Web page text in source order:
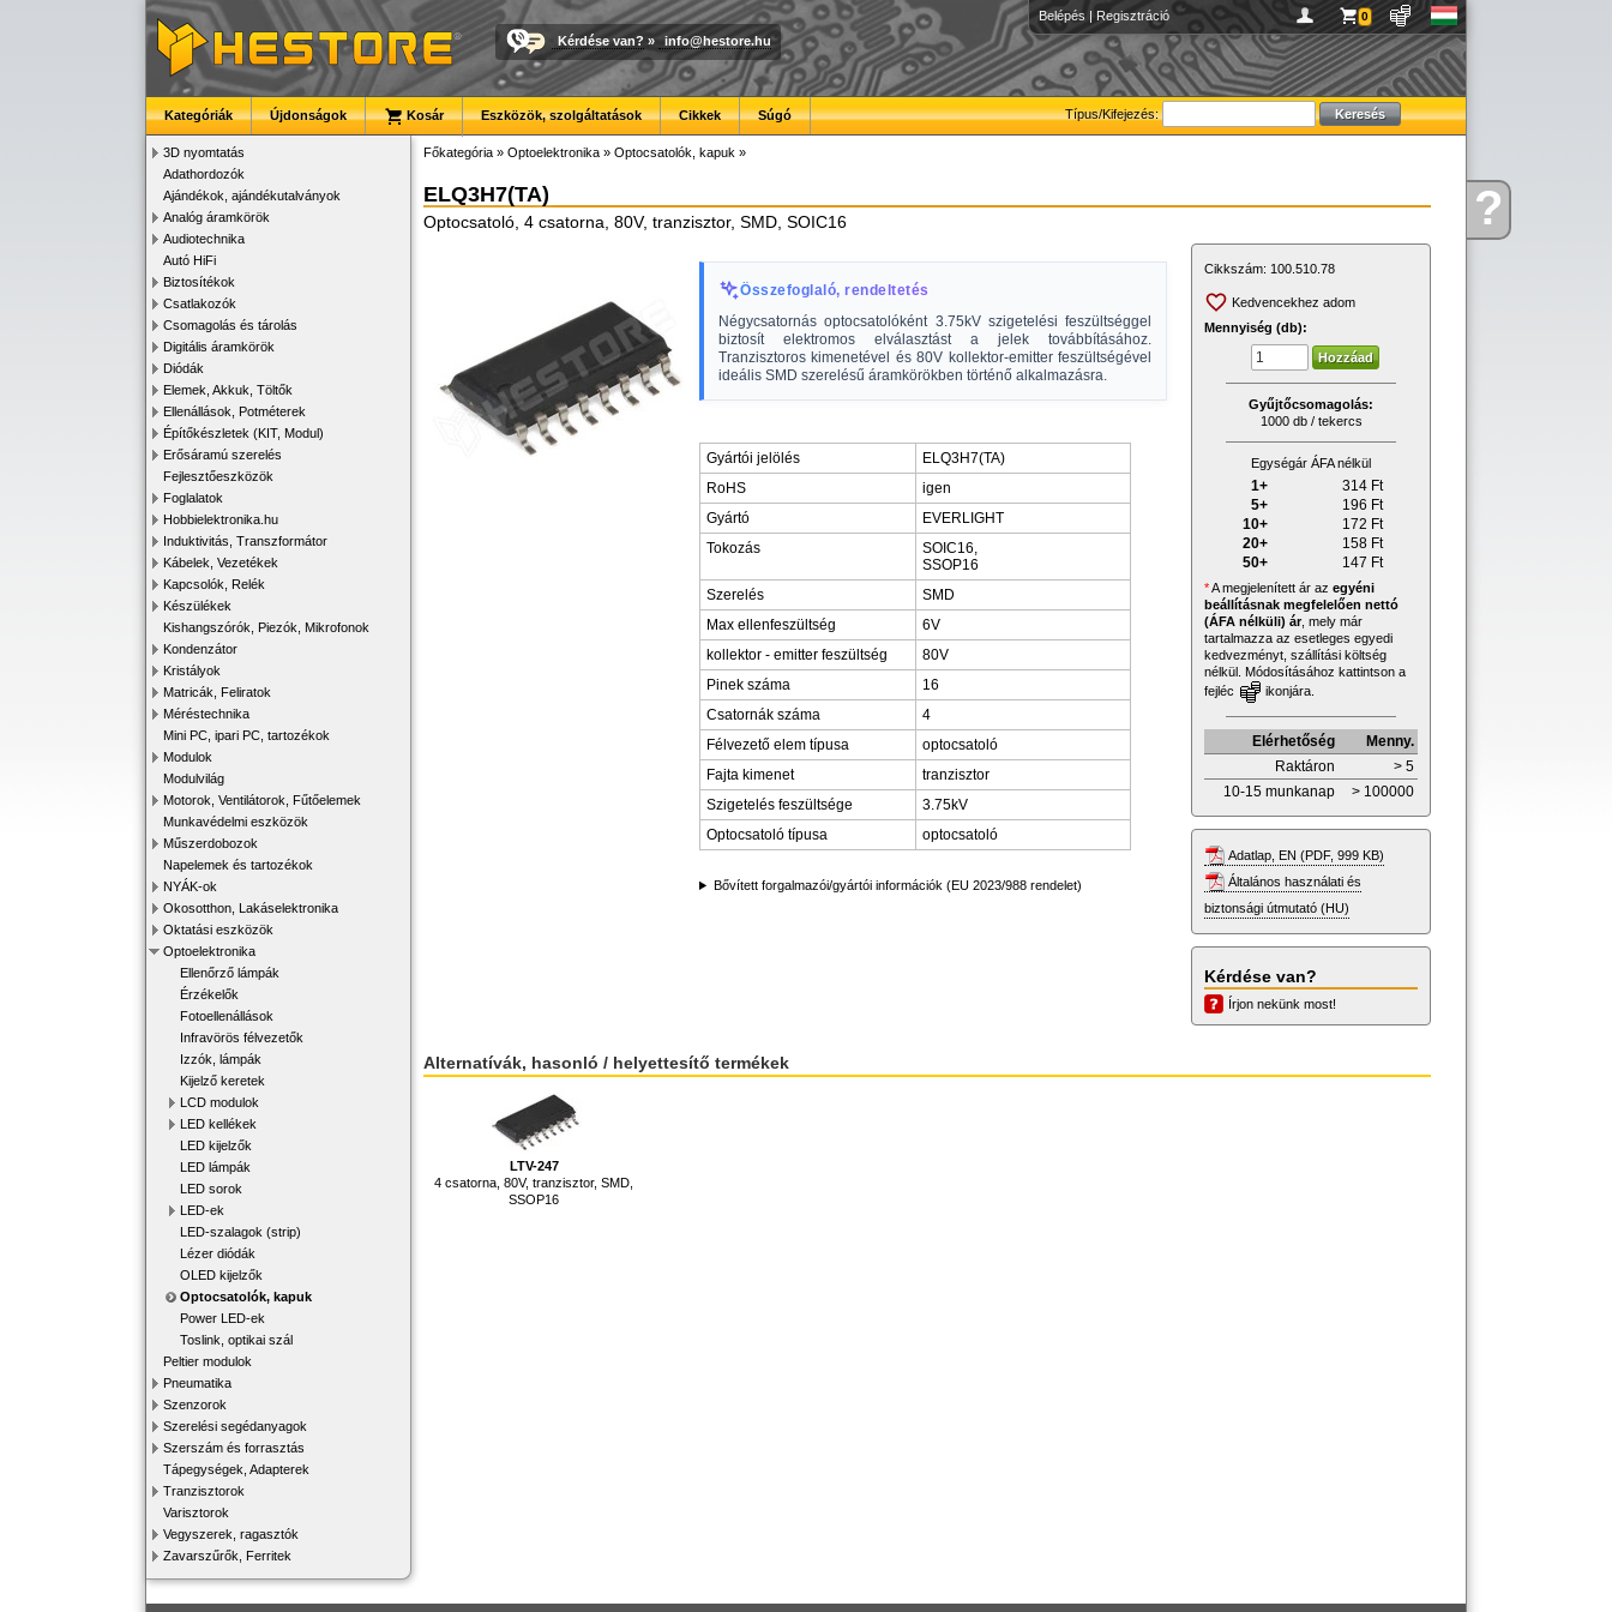
Kérdése?
Belépés | Regisztráció 0
Kérdése van? » info@hestore.hu
Típus/Kifejezés:
Kategóriák Újdonságok Kosár Eszközök, szolgáltatások Cikkek Súgó
3D nyomtatás
Adathordozók
Ajándékok, ajándékutalványok
Analóg áramkörök
Audiotechnika
Autó HiFi
Biztosítékok
Csatlakozók
Csomagolás és tárolás
Digitális áramkörök
Diódák
Elemek, Akkuk, Töltők
Ellenállások, Potméterek
Építőkészletek (KIT, Modul)
Erősáramú szerelés
Fejlesztőeszközök
Foglalatok
Hobbielektronika.hu
Induktivitás, Transzformátor
Kábelek, Vezetékek
Kapcsolók, Relék
Készülékek
Kishangszórók, Piezók, Mikrofonok
Kondenzátor
Kristályok
Matricák, Feliratok
Méréstechnika
Mini PC, ipari PC, tartozékok
Modulok
Modulvilág
Motorok, Ventilátorok, Fűtőelemek
Munkavédelmi eszközök
Műszerdobozok
Napelemek és tartozékok
NYÁK-ok
Okosotthon, Lakáselektronika
Oktatási eszközök
Optoelektronika
Ellenőrző lámpák
Érzékelők
Fotoellenállások
Infravörös félvezetők
Izzók, lámpák
Kijelző keretek
LCD modulok
LED kellékek
LED kijelzők
LED lámpák
LED sorok
LED-ek
LED-szalagok (strip)
Lézer diódák
OLED kijelzők
Optocsatolók, kapuk
Power LED-ek
Toslink, optikai szál
Peltier modulok
Pneumatika
Szenzorok
Szerelési segédanyagok
Szerszám és forrasztás
Tápegységek, Adapterek
Tranzisztorok
Varisztorok
Vegyszerek, ragasztók
Zavarszűrők, Ferritek
Főkategória » Optoelektronika » Optocsatolók, kapuk »
ELQ3H7(TA)
Optocsatoló, 4 csatorna, 80V, tranzisztor, SMD, SOIC16
Összefoglaló, rendeltetés
Négycsatornás optocsatolóként 3.75kV szigetelési feszültséggel
biztosít elektromos elválasztást a jelek továbbításához.
Tranzisztoros kimenetével és 80V kollektor-emitter feszültségével
ideális SMD szerelésű áramkörökben történő alkalmazásra.
Gyártói jelölés
ELQ3H7(TA)
RoHS
igen
Gyártó
EVERLIGHT
Tokozás
SOIC16,
SSOP16
Szerelés
SMD
Max ellenfeszültség
6V
kollektor - emitter feszültség
80V
Pinek száma
16
Csatornák száma
4
Félvezető elem típusa
optocsatoló
Fajta kimenet
tranzisztor
Szigetelés feszültsége
3.75kV
Optocsatoló típusa
optocsatoló
Bővített forgalmazói/gyártói információk (EU 2023/988 rendelet)
Cikkszám: 100.510.78
Kedvencekhez adom
Mennyiség (db):
Gyűjtőcsomagolás:
1000 db / tekercs
Egységár ÁFA nélkül
1+ 314 Ft
5+
196 Ft
10+
172 Ft
20+
158 Ft
50+
147 Ft
*A megjelenített ár az egyéni
beállításnak megfelelően nettó
(ÁFA nélküli) ár, mely már
tartalmazza az esetleges egyedi
kedvezményt, szállítási költség
nélkül. Módosításához kattintson a
fejléc
ikonjára.
Elérhetőség
Menny.
Raktáron
> 5
10-15 munkanap
> 100000
Adatlap, EN (PDF, 999 KB)
Általános használati és
biztonsági útmutató (HU)
Kérdése van?
Írjon nekünk most!
Alternatívák, hasonló / helyettesítő termékek
LTV-247
4 csatorna, 80V, tranzisztor, SMD,
SSOP16